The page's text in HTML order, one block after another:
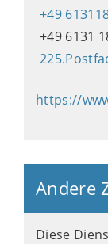
+49
+49 6131
https://
Andere
Diese